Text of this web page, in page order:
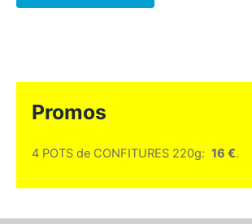
Promos
4 POTS de CONFITURES 220g: 16 €.